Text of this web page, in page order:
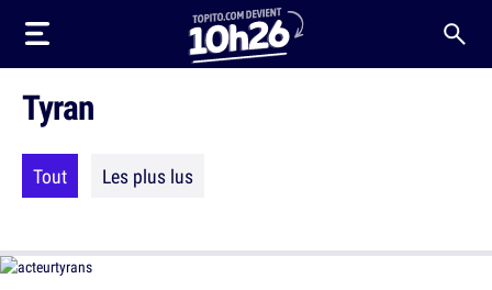
Tyran
Tout Les plus lus